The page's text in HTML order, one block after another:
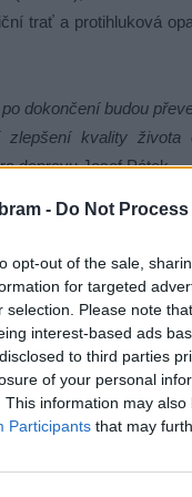
- Do Not
opt-out of the sale,
for targeted
selection. Please note
interest-based ads
to third parties
of your personal
This information may
Participants that may
trať a protihluková
dokončení budou
zlepšení kvality
dopravu Josef Pátek.
hluku. ŘSD
v první části
stěnou o
provedena
Petr Kerhat z ŘSD.
protihluková